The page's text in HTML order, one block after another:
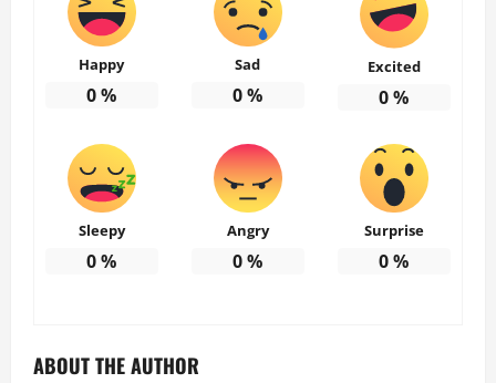
Happy
0%
Sad
0%
Excited
0%
Sleepy
0%
Angry
0%
Surprise
0%
ABOUT THE AUTHOR